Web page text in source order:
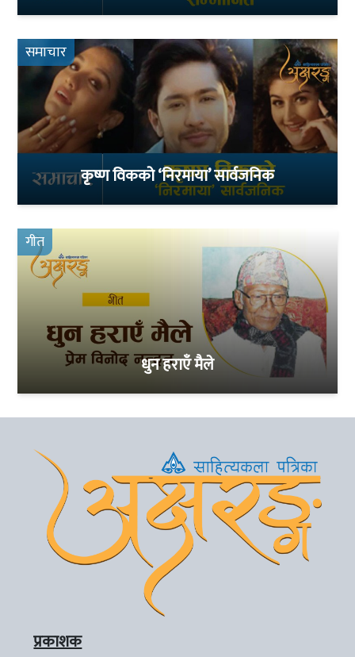
समाचार
कृष्ण विकको ‘निरमाया’ सार्वजनिक
गीत
धुन हराएँ मैले
प्रकाशक